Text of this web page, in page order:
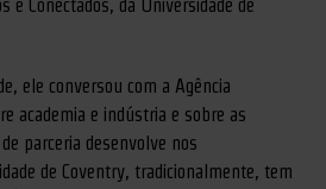
e Conectados, da Universidade de
ele conversou com a Agência
academia e indústria e sobre as
parceria desenvolve nos
de Coventry, tradicionalmente, tem